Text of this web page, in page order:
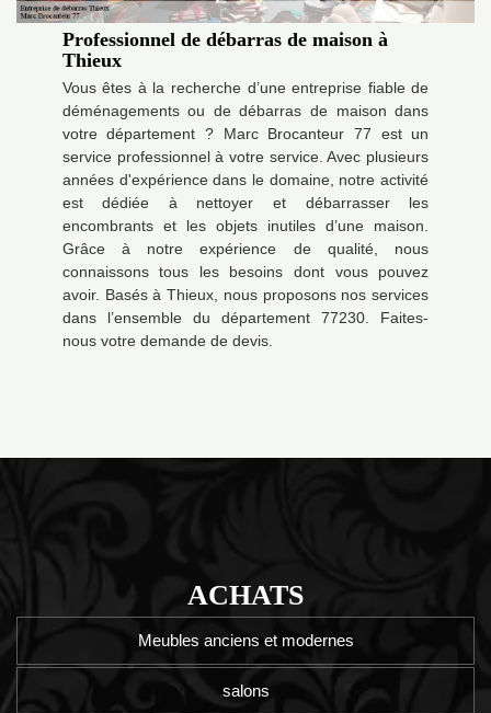
Professionnel de débarras de maison à
Thieux
Vous êtes à la recherche d’une entreprise fiable de
déménagements ou de débarras de maison dans
votre département ? Marc Brocanteur 77 est un
service professionnel à votre service. Avec plusieurs
années d'expérience dans le domaine, notre activité
est dédiée à nettoyer et débarrasser les
encombrants et les objets inutiles d’une maison.
Grâce à notre expérience de qualité, nous
connaissons tous les besoins dont vous pouvez
avoir. Basés à Thieux, nous proposons nos services
dans l’ensemble du département 77230. Faites-
nous votre demande de devis.
ACHATS
Meubles anciens et modernes
salons